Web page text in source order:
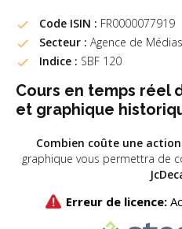
Code ISIN : FR0000077919
Secteur : Agence de Médias
Indice : SBF 120
Cours en temps réel
et graphique
Combien coûte une action
graphique vous permettra de